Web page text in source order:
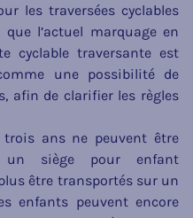
les traversées cyclables
l’actuel marquage en
cyclable traversante est
une possibilité de
afin de clarifier les règles
ans ne peuvent être
un siège pour enfant
être transportés sur un
enfants peuvent encore